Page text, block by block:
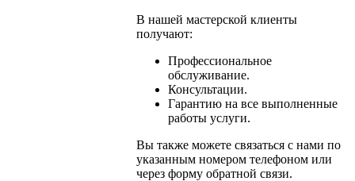
В нашей мастерской клиенты
получают:
Профессиональное
обслуживание.
Консультации.
Гарантию на все выполненные
работы услуги.
Вы также можете связаться с нами по
указанным номером телефоном или
через форму обратной связи.